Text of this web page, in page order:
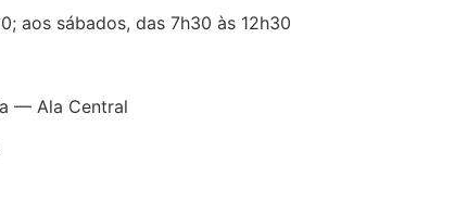
aos sábados, das 7h30 às 12h30
— Ala Central